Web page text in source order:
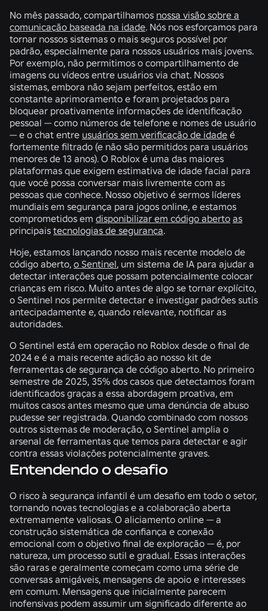
No mês passado, compartilhamos nossa visão sobre a
comunicação baseada na idade. Nós nos esforçamos para
tornar nossos sistemas o mais seguros possível por
padrão, especialmente para nossos usuários mais jovens.
Por exemplo, não permitimos o compartilhamento de
imagens ou vídeos entre usuários via chat. Nossos
sistemas, embora não sejam perfeitos, estão em
constante aprimoramento e foram projetados para
bloquear proativamente informações de identificação
pessoal — como números de telefone e nomes de usuário
— e o chat entre usuários sem verificação de idade é
fortemente filtrado (e não são permitidos para usuários
menores de 13 anos). O Roblox é uma das maiores
plataformas que exigem estimativa de idade facial para
que você possa conversar mais livremente com as
pessoas que conhece. Nosso objetivo é sermos líderes
mundiais em segurança para jogos online, e estamos
comprometidos em disponibilizar em código aberto as
principais tecnologias de segurança.
Hoje, estamos lançando nosso mais recente modelo de
código aberto, o Sentinel, um sistema de IA para ajudar a
detectar interações que possam potencialmente colocar
crianças em risco. Muito antes de algo se tornar explícito,
o Sentinel nos permite detectar e investigar padrões sutis
antecipadamente e, quando relevante, notificar as
autoridades.
O Sentinel está em operação no Roblox desde o final de
2024 e é a mais recente adição ao nosso kit de
ferramentas de segurança de código aberto. No primeiro
semestre de 2025, 35% dos casos que detectamos foram
identificados graças a essa abordagem proativa, em
muitos casos antes mesmo que uma denúncia de abuso
pudesse ser registrada. Quando combinado com nossos
outros sistemas de moderação, o Sentinel amplia o
arsenal de ferramentas que temos para detectar e agir
contra essas violações potencialmente graves.
Entendendo o desafio
O risco à segurança infantil é um desafio em todo o setor,
tornando novas tecnologias e a colaboração aberta
extremamente valiosas. O aliciamento online — a
construção sistemática de confiança e conexão
emocional com o objetivo final de exploração — é, por
natureza, um processo sutil e gradual. Essas interações
são raras e geralmente começam como uma série de
conversas amigáveis, mensagens de apoio e interesses
em comum. Mensagens que inicialmente parecem
inofensivas podem assumir um significado diferente ao